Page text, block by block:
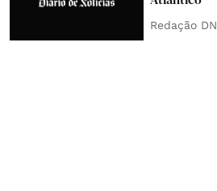
Redação DN